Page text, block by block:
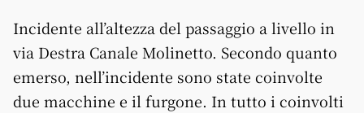
Incidente all’altezza del passaggio a livello in
via Destra Canale Molinetto. Secondo quanto
emerso, nell’incidente sono state coinvolte
due macchine e il furgone. In tutto i coinvolti